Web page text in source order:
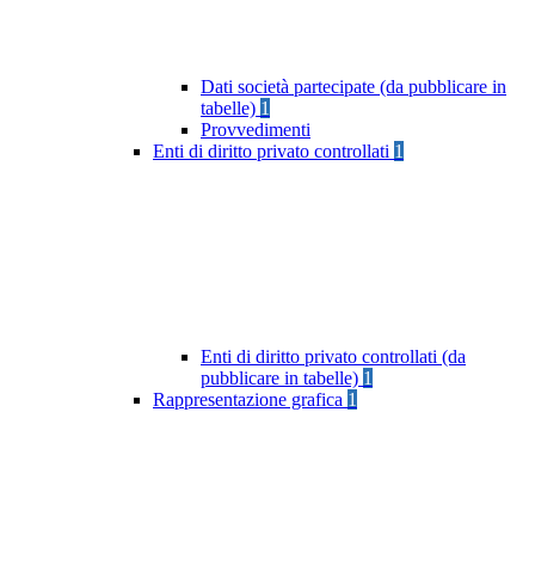
Dati società partecipate (da pubblicare in
tabelle) 1
Provvedimenti
Enti di diritto privato controllati 1
Enti di diritto privato controllati (da
pubblicare in tabelle) 1
Rappresentazione grafica 1